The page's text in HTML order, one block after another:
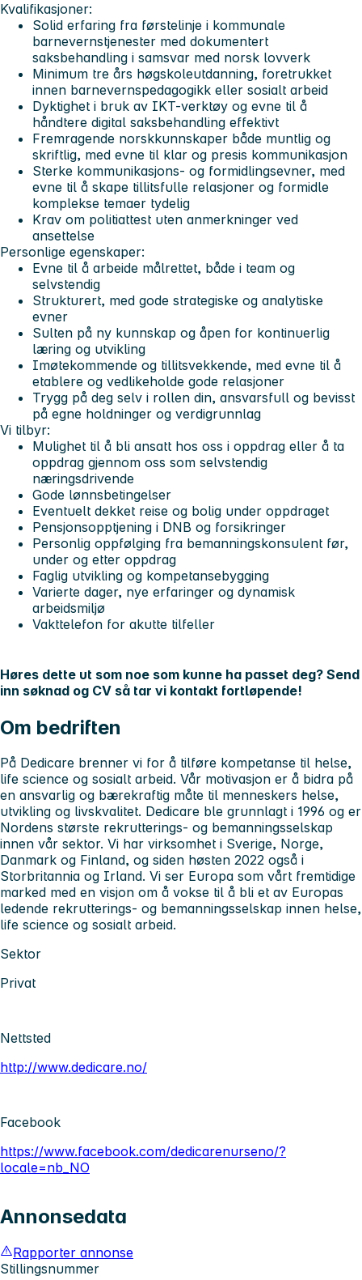
Kvalifikasjoner:
Solid erfaring fra førstelinje i kommunale
barnevernstjenester med dokumentert
saksbehandling i samsvar med norsk lovverk
Minimum tre års høgskoleutdanning, foretrukket
innen barnevernspedagogikk eller sosialt arbeid
Dyktighet i bruk av IKT-verktøy og evne til å
håndtere digital saksbehandling effektivt
Fremragende norskkunnskaper både muntlig og
skriftlig, med evne til klar og presis kommunikasjon
Sterke kommunikasjons- og formidlingsevner, med
evne til å skape tillitsfulle relasjoner og formidle
komplekse temaer tydelig
Krav om politiattest uten anmerkninger ved
ansettelse
Personlige egenskaper:
Evne til å arbeide målrettet, både i team og
selvstendig
Strukturert, med gode strategiske og analytiske
evner
Sulten på ny kunnskap og åpen for kontinuerlig
læring og utvikling
Imøtekommende og tillitsvekkende, med evne til å
etablere og vedlikeholde gode relasjoner
Trygg på deg selv i rollen din, ansvarsfull og bevisst
på egne holdninger og verdigrunnlag
Vi tilbyr:
Mulighet til å bli ansatt hos oss i oppdrag eller å ta
oppdrag gjennom oss som selvstendig
næringsdrivende
Gode lønnsbetingelser
Eventuelt dekket reise og bolig under oppdraget
Pensjonsopptjening i DNB og forsikringer
Personlig oppfølging fra bemanningskonsulent før,
under og etter oppdrag
Faglig utvikling og kompetansebygging
Varierte dager, nye erfaringer og dynamisk
arbeidsmiljø
Vakttelefon for akutte tilfeller
Høres dette ut som noe som kunne ha passet deg? Send
inn søknad og CV så tar vi kontakt fortløpende!
Om bedriften
På Dedicare brenner vi for å tilføre kompetanse til helse,
life science og sosialt arbeid. Vår motivasjon er å bidra på
en ansvarlig og bærekraftig måte til menneskers helse,
utvikling og livskvalitet. Dedicare ble grunnlagt i 1996 og er
Nordens største rekrutterings- og bemanningsselskap
innen vår sektor. Vi har virksomhet i Sverige, Norge,
Danmark og Finland, og siden høsten 2022 også i
Storbritannia og Irland. Vi ser Europa som vårt fremtidige
marked med en visjon om å vokse til å bli et av Europas
ledende rekrutterings- og bemanningsselskap innen helse,
life science og sosialt arbeid.
Sektor
Privat
Nettsted
http://www.dedicare.no/
Facebook
https://www.facebook.com/dedicarenurseno/?
locale=nb_NO
Annonsedata
Rapporter annonse
Stillingsnummer